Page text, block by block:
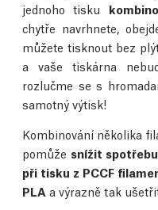
jednoho tisku
chytře navrhnete,
můžete tisknout bez
a vaše tiskárna
rozlučme se s
samotný výtisk!
Kombinování několika
pomůže snížit
při tisku z PCCF
PLA a výrazně tak